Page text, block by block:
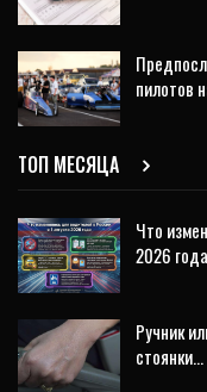
пилотов
ТОП МЕСЯЦА
Что
2026
Ручник
стоянки…